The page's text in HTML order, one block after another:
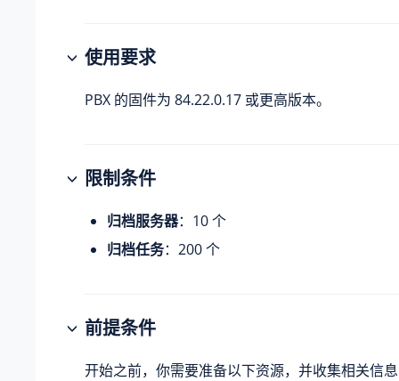
使用要求
PBX 的固件为 84.22.0.17 或更高版本。
限制条件
归档服务器：10 个
归档任务：200 个
前提条件
开始之前，你需要准备以下资源，并收集相关信